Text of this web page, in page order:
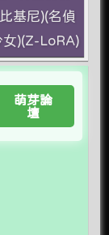
基尼)(名偵
女)(Z-LoRA)
萌芽論
壇